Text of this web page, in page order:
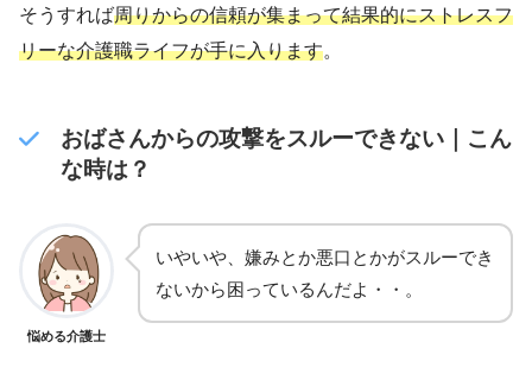
そうすれば周りからの信頼が集まって結果的にストレスフ
リーな介護職ライフが手に入ります。
おばさんからの攻撃をスルーできない｜こん
な時は？
悩める介護士
いやいや、嫌みとか悪口とかがスルーでき
ないから困っているんだよ・・。